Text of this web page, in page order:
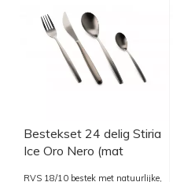
Bestekset 24 delig Stiria
Ice Oro Nero (mat
RVS 18/10 bestek met natuurlijke,